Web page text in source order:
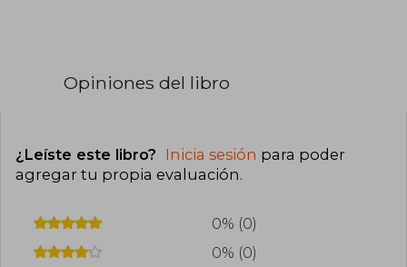
Opiniones del libro
¿Leíste este libro? Inicia sesión para poder
agregar tu propia evaluación.
0% (0)
0% (0)